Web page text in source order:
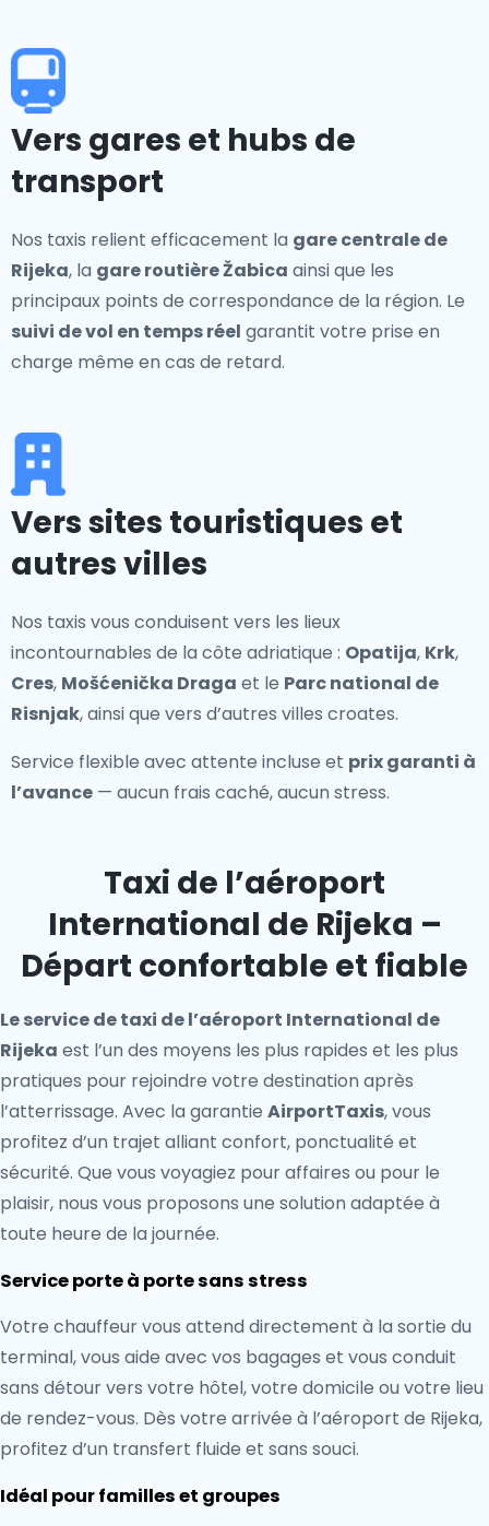
Vers gares et hubs de
transport
Nos taxis relient efficacement la gare centrale de
Rijeka, la gare routière Žabica ainsi que les
principaux points de correspondance de la région. Le
suivi de vol en temps réel garantit votre prise en
charge même en cas de retard.
Vers sites touristiques et
autres villes
Nos taxis vous conduisent vers les lieux
incontournables de la côte adriatique : Opatija, Krk,
Cres, Mošćenička Draga et le Parc national de
Risnjak, ainsi que vers d’autres villes croates.
Service flexible avec attente incluse et prix garanti à
l’avance — aucun frais caché, aucun stress.
Taxi de l’aéroport
International de Rijeka –
Départ confortable et fiable
Le service de taxi de l’aéroport International de
Rijeka est l’un des moyens les plus rapides et les plus
pratiques pour rejoindre votre destination après
l’atterrissage. Avec la garantie AirportTaxis, vous
profitez d’un trajet alliant confort, ponctualité et
sécurité. Que vous voyagiez pour affaires ou pour le
plaisir, nous vous proposons une solution adaptée à
toute heure de la journée.
Service porte à porte sans stress
Votre chauffeur vous attend directement à la sortie du
terminal, vous aide avec vos bagages et vous conduit
sans détour vers votre hôtel, votre domicile ou votre lieu
de rendez-vous. Dès votre arrivée à l’aéroport de Rijeka,
profitez d’un transfert fluide et sans souci.
Idéal pour familles et groupes